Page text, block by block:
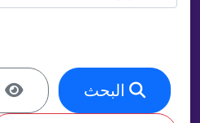
البحث